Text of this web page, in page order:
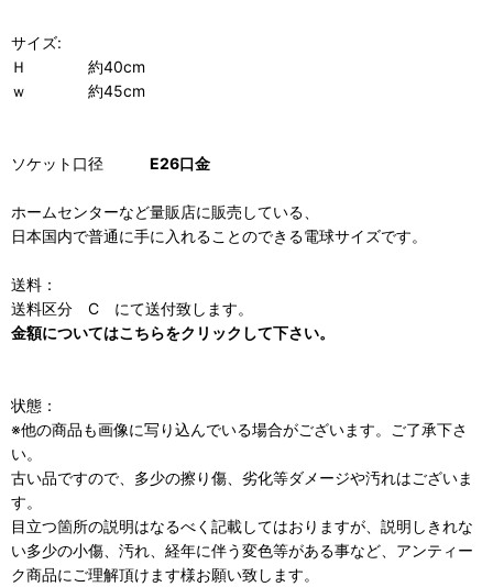
サイズ:
Ｈ 約40cm
ｗ 約45cm
ソケット口径 E26口金
ホームセンターなど量販店に販売している、
日本国内で普通に手に入れることのできる電球サイズです。
送料：
送料区分 C にて送付致します。
金額についてはこちらをクリックして下さい。
状態：
※他の商品も画像に写り込んでいる場合がございます。ご了承下さ
い。
古い品ですので、多少の擦り傷、劣化等ダメージや汚れはございま
す。
目立つ箇所の説明はなるべく記載してはおりますが、説明しきれな
い多少の小傷、汚れ、経年に伴う変色等がある事など、アンティー
ク商品にご理解頂けます様お願い致します。